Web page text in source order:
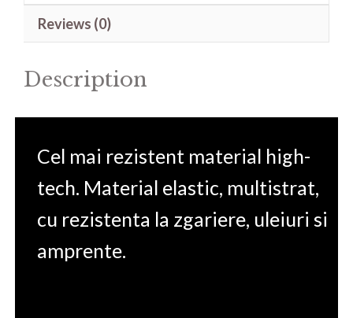
quantity
Reviews (0)
Description
Cel mai rezistent material high-
tech. Material elastic, multistrat,
cu rezistenta la zgariere, uleiuri si
amprente.